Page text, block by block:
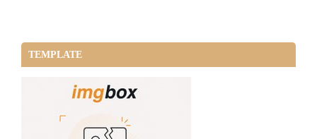
TEMPLATE